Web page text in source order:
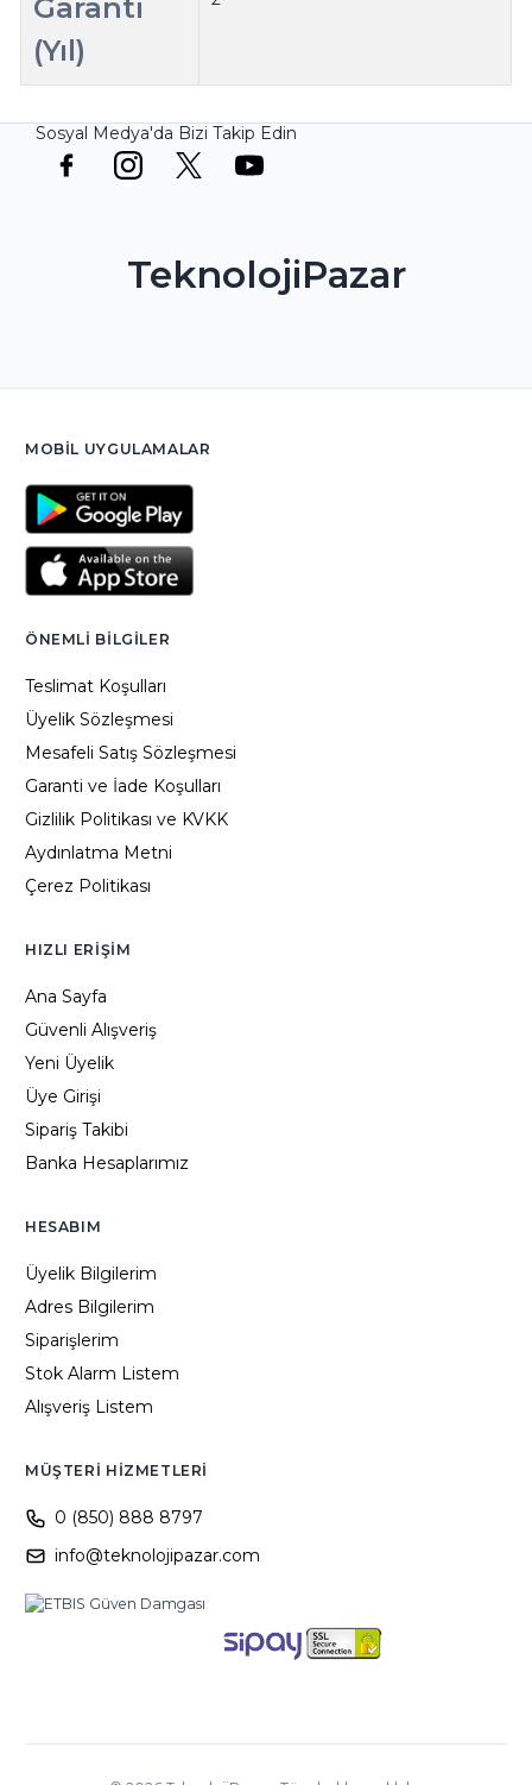
Garanti
(Yıl)
Sosyal Medya'da Bizi Takip Edin
TeknolojiPazar
MOBIL UYGULAMALAR
ÖNEMLI BILGILER
Teslimat Koşulları
Üyelik Sözleşmesi
Mesafeli Satış Sözleşmesi
Garanti ve İade Koşulları
Gizlilik Politikası ve KVKK
Aydınlatma Metni
Çerez Politikası
HIZLI ERIŞIM
Ana Sayfa
Güvenli Alışveriş
Yeni Üyelik
Üye Girişi
Sipariş Takibi
Banka Hesaplarımız
HESABIM
Üyelik Bilgilerim
Adres Bilgilerim
Siparişlerim
Stok Alarm Listem
Alışveriş Listem
MÜŞTERI HIZMETLERI
0 (850) 888 8797
info@teknolojipazar.com